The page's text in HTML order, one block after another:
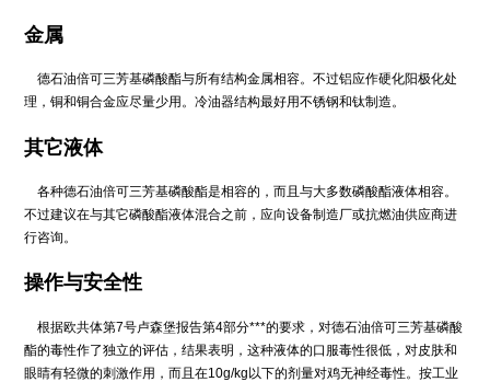
金属
德石油倍可三芳基磷酸酯与所有结构金属相容。不过铝应作硬化阳极化处
理，铜和铜合金应尽量少用。冷油器结构最好用不锈钢和钛制造。
其它液体
各种德石油倍可三芳基磷酸酯是相容的，而且与大多数磷酸酯液体相容。
不过建议在与其它磷酸酯液体混合之前，应向设备制造厂或抗燃油供应商进
行咨询。
操作与安全性
根据欧共体第7号卢森堡报告第4部分***的要求，对德石油倍可三芳基磷酸
酯的毒性作了独立的评估，结果表明，这种液体的口服毒性很低，对皮肤和
眼睛有轻微的刺激作用，而且在10g/kg以下的剂量对鸡无神经毒性。按工业